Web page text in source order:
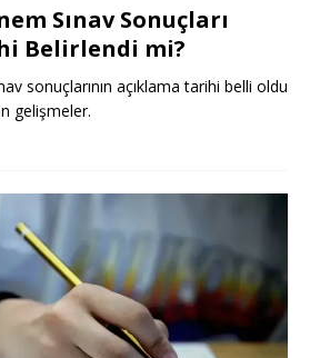
Sınav Sonuçları
Belirlendi mi?
sonuçlarının açıklama tarihi belli oldu
gelişmeler.